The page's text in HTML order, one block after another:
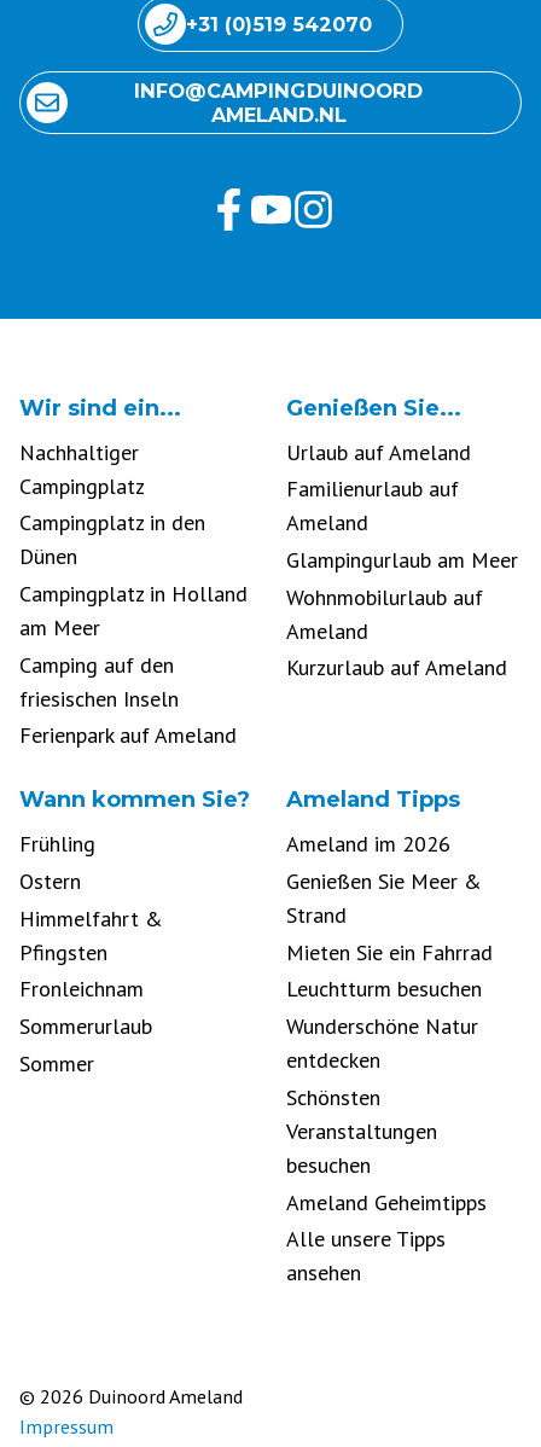
+31 (0)519 542070
INFO@ CAMPING DUINOORD
AMELAND.NL
Wir sind ein...
Nachhaltiger
Campingplatz
Campingplatz in den
Dünen
Campingplatz in Holland
am Meer
Camping auf den
friesischen Inseln
Ferienpark auf Ameland
Genießen Sie...
Urlaub auf Ameland
Familienurlaub auf
Ameland
Glampingurlaub am Meer
Wohnmobilurlaub auf
Ameland
Kurzurlaub auf Ameland
Wann kommen Sie?
Frühling
Ostern
Himmelfahrt &
Pfingsten
Fronleichnam
Sommerurlaub
Sommer
Ameland Tipps
Ameland im 2026
Genießen Sie Meer &
Strand
Mieten Sie ein Fahrrad
Leuchtturm besuchen
Wunderschöne Natur
entdecken
Schönsten
Veranstaltungen
besuchen
Ameland Geheimtipps
Alle unsere Tipps
ansehen
© 2026 Duinoord Ameland
Impressum